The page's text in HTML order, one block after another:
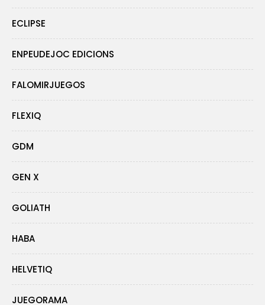
ECLIPSE
ENPEUDEJOC EDICIONS
FALOMIRJUEGOS
FLEXIQ
GDM
GEN X
GOLIATH
HABA
HELVETIQ
JUEGORAMA